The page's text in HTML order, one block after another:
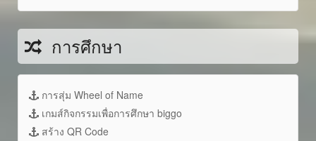
การศึกษา
การสุ่ม Wheel of Name
เกมส์กิจกรรมเพื่อการศึกษา biggo
สร้าง QR Code